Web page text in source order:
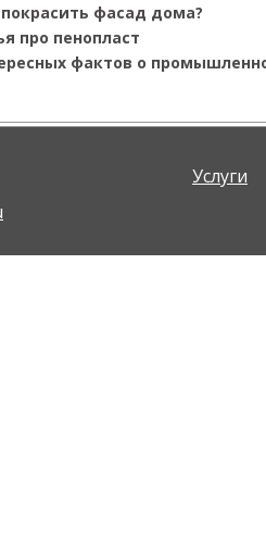
фасад дома?
про пенопласт
фактов о
Услуги